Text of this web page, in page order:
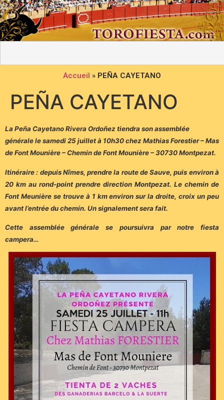
Accueil » PEÑA CAYETANO
PEÑA CAYETANO
La Peña Cayetano Rivera Ordoñez tiendra son assemblée
générale le samedi 25 juillet à 10h30 chez Mathias Forestier – Mas
de Font Mounière – Chemin de Font Mounière – 30730 Montpezat.
Itinéraire : depuis Nîmes, prendre la route de Sauve, puis environ à
20 km au rond-point prendre direction Montpezat. Le chemin de
Font Meunière se trouve à 1 km environ sur la droite, croix un peu
avant l’entrée du chemin. Un signalement sera fait.
Cette assemblée générale se poursuivra par notre fiesta
campera…